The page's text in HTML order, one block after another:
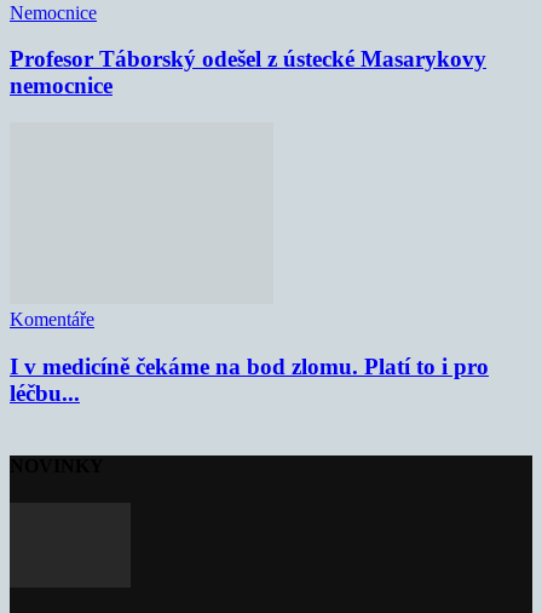
Nemocnice
Profesor Táborský odešel z ústecké Masarykovy
nemocnice
Komentáře
I v medicíně čekáme na bod zlomu. Platí to i pro
léčbu...